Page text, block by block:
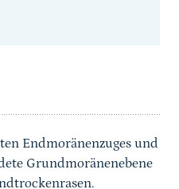
Endmoränenzuges und
Grundmoränenebene